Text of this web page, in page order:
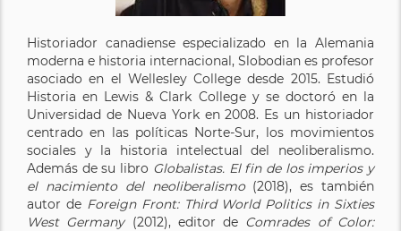
Historiador canadiense especializado en la Alemania
moderna e historia internacional, Slobodian es profesor
asociado en el Wellesley College desde 2015. Estudió
Historia en Lewis & Clark College y se doctoró en la
Universidad de Nueva York en 2008. Es un historiador
centrado en las políticas Norte-Sur, los movimientos
sociales y la historia intelectual del neoliberalismo.
Además de su libro Globalistas. El fin de los imperios y
el nacimiento del neoliberalismo(2018), es también
autor de Foreign Front: Third World Politics in Sixties
West Germany(2012), editor de Comrades of Color: